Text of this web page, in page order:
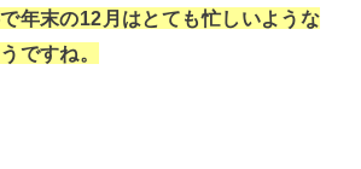
年末の12月はとても忙しいような
ですね。